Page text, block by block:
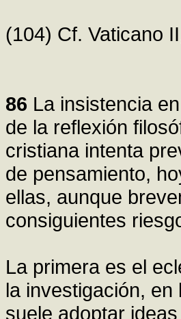
(104) Cf. Vaticano
86 La insistencia
de la reflexión
cristiana intenta
de pensamiento,
ellas, aunque
consiguientes
La primera es el
la investigación,
suele adoptar